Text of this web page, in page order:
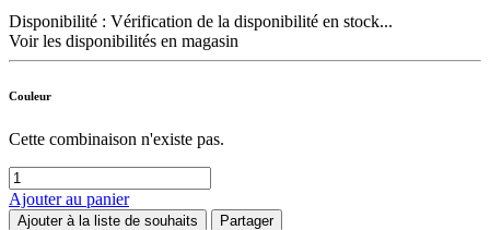
Disponibilité : Vérification de la disponibilité en stock...
Voir les disponibilités en magasin
Couleur
Cette combinaison n'existe pas.
Ajouter au panier
Ajouter à la liste de souhaits Partager